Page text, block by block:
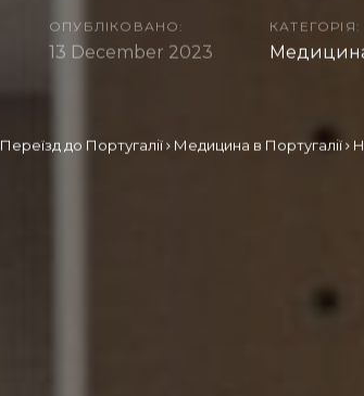
ОПУБЛІКОВАНО:
13 December 2023
КАТЕГОРІЯ:
Медицина
Переїзд до Португалії Медицина в Португалії